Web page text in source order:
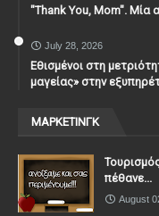
"Thank You, Mοm". Μία
July 28, 2026
Εθισμένοι στη
μαγείας» στην
ΜΑΡΚΕΤΙΝΓΚ
πέθανε...
August